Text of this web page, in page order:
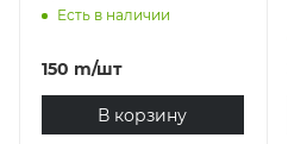
Есть в наличии
150 m/шт
В корзину